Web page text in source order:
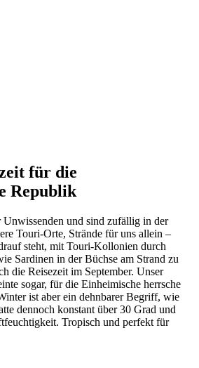
für die
Republik
und sind zufällig in der
Touri-Orte, Strände für uns allein –
steht, mit Touri-Kollonien durch
Sardinen in der Büchse am Strand zu
die Reisezeit im September. Unser
sogar, für die Einheimische herrsche
ist aber ein dehnbarer Begriff, wie
dennoch konstant über 30 Grad und
Tropisch und perfekt für